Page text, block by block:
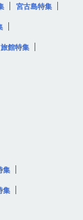
宮古島特集
館特集
集
集